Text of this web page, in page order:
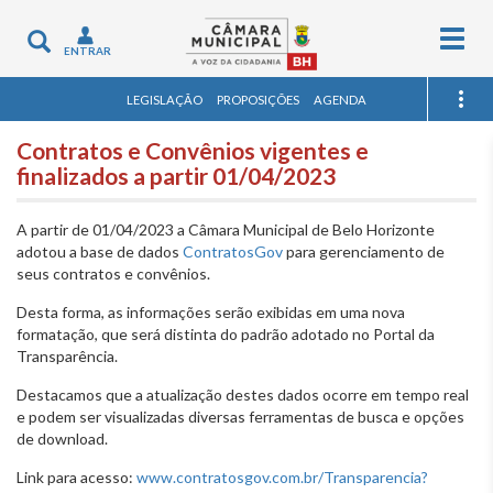
Toggle
navigation
ENTRAR
LEGISLAÇÃO PROPOSIÇÕES AGENDA
Contratos e Convênios vigentes e
finalizados a partir 01/04/2023
A partir de 01/04/2023 a Câmara Municipal de Belo Horizonte
adotou a base de dados ContratosGovpara gerenciamento de
seus contratos e convênios.
Desta forma, as informações serão exibidas em uma nova
formatação, que será distinta do padrão adotado no Portal da
Transparência.
Destacamos que a atualização destes dados ocorre em tempo real
e podem ser visualizadas diversas ferramentas de busca e opções
de download.
Link para acesso: www.contratosgov.com.br/Transparencia?